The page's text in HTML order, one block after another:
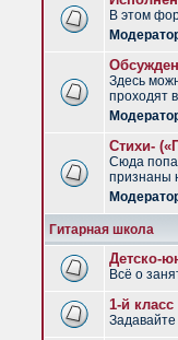
В этом
Здесь
проходят
Стихи-
Сюда
признаны
Гитарная школа
Детско-
Всё о
1-й класс